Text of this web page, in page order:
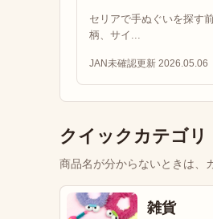
セリアで手ぬぐいを探す前
柄、サイ...
JAN未確認更新 2026.05.06
クイックカテゴリ
商品名が分からないときは、
雑貨